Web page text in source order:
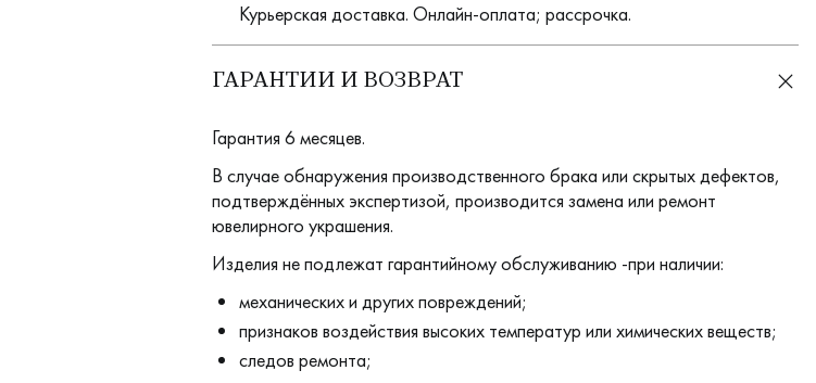
Курьерская доставка. Онлайн-оплата; рассрочка.
ГАРАНТИИ И ВОЗВРАТ
Гарантия 6 месяцев.
В случае обнаружения производственного брака или скрытых дефектов,
подтверждённых экспертизой, производится замена или ремонт
ювелирного украшения.
Изделия не подлежат гарантийному обслуживанию -при наличии:
механических и других повреждений;
признаков воздействия высоких температур или химических веществ;
следов ремонта;